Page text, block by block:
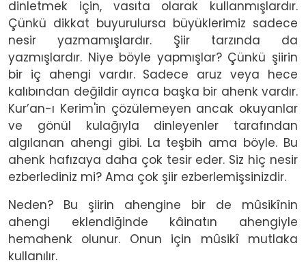
dinletmek için, vasıta olarak kullanmışlardır.
Çünkü dikkat buyurulursa büyüklerimiz sadece
nesir yazmamışlardır. Şiir tarzında da
yazmışlardır. Niye böyle yapmışlar? Çünkü şiirin
bir iç ahengi vardır. Sadece aruz veya hece
kalıbından değildir ayrıca başka bir ahenk vardır.
Kur’an-ı Kerim'in çözülemeyen ancak okuyanlar
ve gönül kulağıyla dinleyenler tarafından
algılanan ahengi gibi. La teşbih ama böyle. Bu
ahenk hafızaya daha çok tesir eder. Siz hiç nesir
ezberlediniz mi? Ama çok şiir ezberlemişsinizdir.
Neden? Bu şiirin ahengine bir de mûsikînin
ahengi eklendiğinde kâinatın ahengiyle
hemahenk olunur. Onun için mûsikî mutlaka
kullanılır.